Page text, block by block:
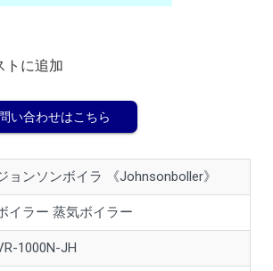
トに追加
い合わせはこちら
ョンソンボイラ 《Johnsonboller》
イラー 蒸気ボイラー
1000N-JH